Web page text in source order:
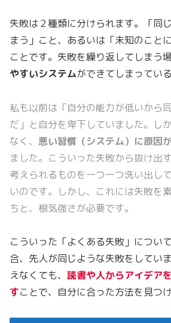
失敗は２種類に分けられます。「同
まう」こと、あるいは「未知のこと
ことです。失敗を繰り返してしまう場
やすいシステムができてしまってい
私も以前は「自分の能力が低いから
だ」と自分を卑下していました。し
なく、 悪い習慣（システム）に原因
ました。こういった失敗から抜け出
考えられるものを一つ一つ洗い出し
いのです。しかし、これには失敗を
ちと、根気強さが必要です。
こういった「よくある失敗」につい
合、先人が同じような失敗をしてい
えなくても、 読書や人からアイデア
すことで、自分に合った方法を見つ